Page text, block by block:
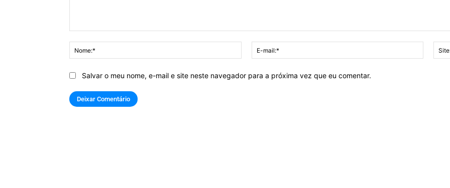
Nome:*
mail:*
Salvar o meu nome, e-mail e site neste navegador para a próxima vez que eu comentar.